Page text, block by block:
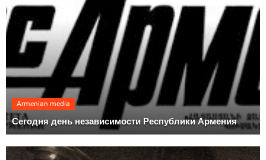
Armenian media
Сегодня день независимости Республики Армения